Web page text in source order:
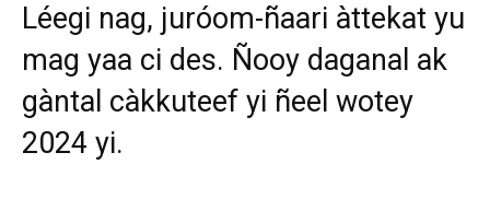
Léegi nag, juróom-ñaari àttekat yu
mag yaa ci des. Ñooy daganal ak
gàntal càkkuteef yi ñeel wotey
2024 yi.